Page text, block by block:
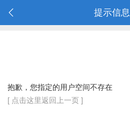
提示信息
抱歉，您指定的用户空间不存在
[ 点击这里返回上一页 ]